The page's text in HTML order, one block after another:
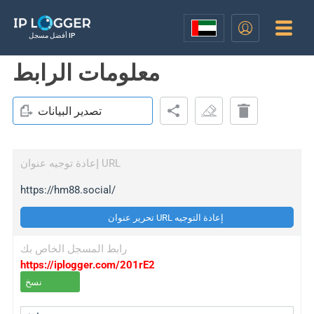
أفضل مسجل IP
معلومات الرابط
تصدير البيانات
إعادة توجيه عنوان URL
https://hm88.social/
تحرير عنوان URL إعادة التوجيه
رابط المسجل الخاص بك
https://iplogger.com/201rE2
نسخ